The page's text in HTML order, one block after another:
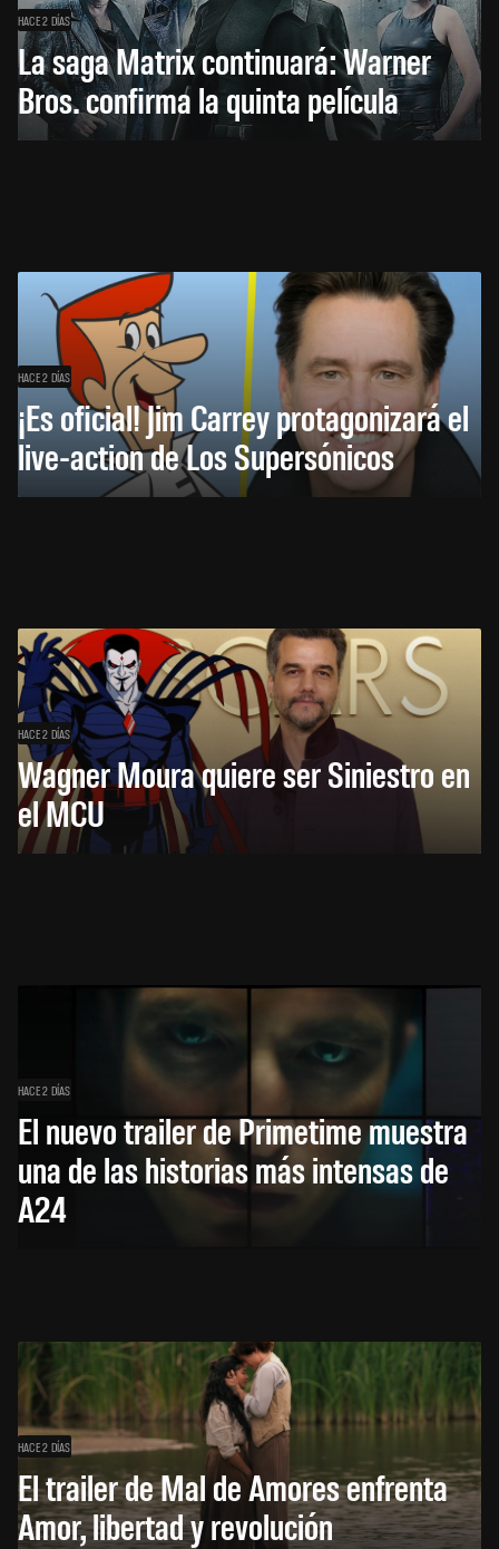
HACE 2 DÍAS
La saga Matrix continuará: Warner
Bros. confirma la quinta película
HACE 2 DÍAS
¡Es oficial! Jim Carrey protagonizará el
live-action de Los Supersónicos
HACE 2 DÍAS
Wagner Moura quiere ser Siniestro en
el MCU
HACE 2 DÍAS
El nuevo trailer de Primetime muestra
una de las historias más intensas de
A24
HACE 2 DÍAS
El trailer de Mal de Amores enfrenta
Amor, libertad y revolución